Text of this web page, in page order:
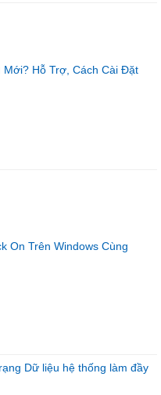
Mới? Hỗ Trợ, Cách Cài Đặt
On Trên Windows Cùng
Dữ liệu hệ thống làm đầy